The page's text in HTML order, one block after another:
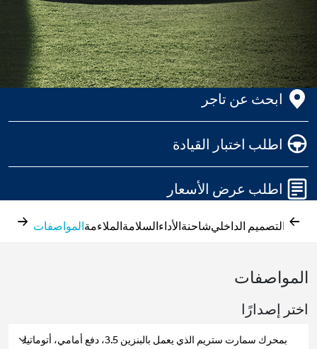
ابحث عن تاجر
اطلب اختبار القيادة
اطلب عرض الأسعار
←
واجون التصميم الداخليشاحنةالأداءالسلامةالملاءمةالمواصفات →
المواصفات
اختر إصدارًا